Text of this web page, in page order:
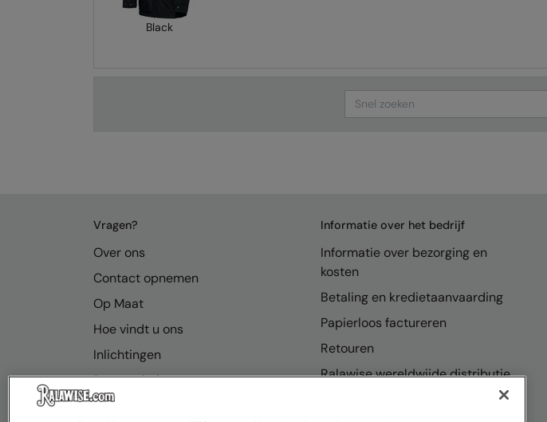
Black
Search
Vragen?
Over ons
Contact opnemen
Op Maat
Hoe vindt u ons
Inlichtingen
Bronnenhub
FAQ
Informatie over het bedrijf
Informatie over bezorging en
kosten
Betaling en kredietaanvaarding
Papierloos factureren
Retouren
Ralawise wereldwijde distributie